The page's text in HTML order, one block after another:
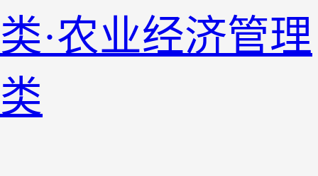
类·农业经济管理
类